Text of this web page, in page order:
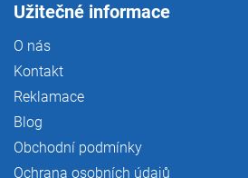
Užitečné informace
O nás
Kontakt
Reklamace
Blog
Obchodní podmínky
Ochrana osobních údajů